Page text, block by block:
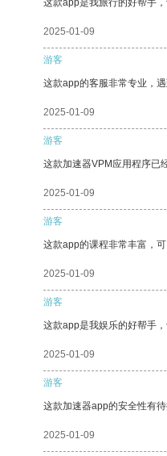
这款app是我旅行的好帮手
2025-01-09
游客
这款app的客服非常专业，
2025-01-09
游客
这款加速器VPM应用程序已
2025-01-09
游客
这款app的课程非常丰富，
2025-01-09
游客
这款app是我娱乐的好帮手
2025-01-09
游客
这款加速器app的安全性有
2025-01-09